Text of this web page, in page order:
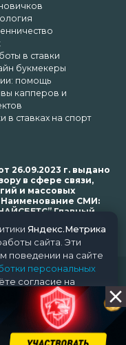
в ставки
букмекеры
помощь
капперов и
в ставках на спорт
26.09.2023 г. выдано
в сфере связи,
и массовых
Наименование СМИ:
Главный
18+
Яндекс.Метрика
сайта. Эти
поведении на сайте
персональных
согласие на
Отклонить